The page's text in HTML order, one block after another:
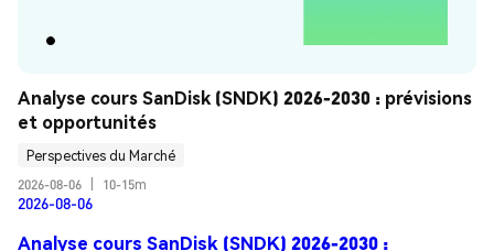
Analyse cours SanDisk (SNDK) 2026-2030 : prévisions
et opportunités
Perspectives du Marché
2026-08-06
10-15m
2026-08-06
Analyse cours SanDisk (SNDK) 2026-2030 :